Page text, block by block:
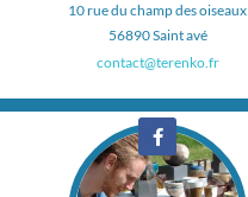
10 rue du champ des oiseaux
56890 Saint avé
contact@terenko.fr